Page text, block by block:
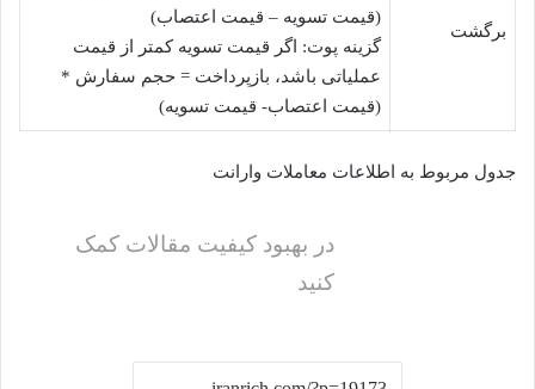
برگشت
(قیمت تسویه – قیمت اعتصاب)
گزینه پوت: اگر قیمت تسویه کمتر از قیمت
عملیاتی باشد، بازپرداخت = حجم سفارش *
(قیمت اعتصاب- قیمت تسویه)
جدول مربوط به اطلاعات معاملات وارانت
در بهبود کیفیت مقالات کمک
کنید